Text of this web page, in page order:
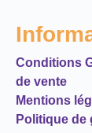
Conditions
de vente
Mentions
Politique de